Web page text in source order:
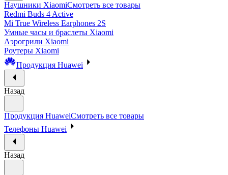
Наушники XiaomiСмотреть все товары
Redmi Buds 4 Active
Mi True Wireless Earphones 2S
Умные часы и браслеты Xiaomi
Аэрогрили Xiaomi
Роутеры Xiaomi
Продукция Huawei
Назад
Продукция HuaweiСмотреть все товары
Телефоны Huawei
Назад